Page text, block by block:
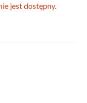
jest dostępny.